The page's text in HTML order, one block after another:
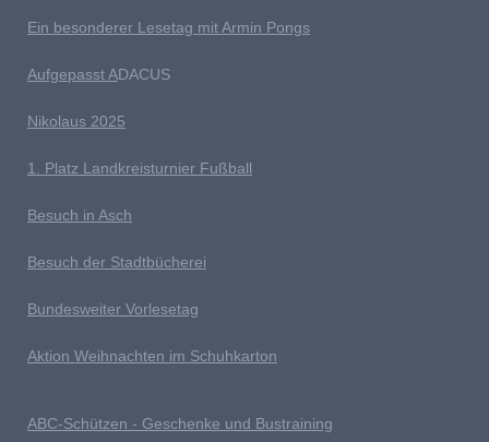
Ein besonderer Lesetag mit Armin Pongs
Aufgepasst ADACUS
Nikolaus 2025
1. Platz Landkreisturnier Fußball
Besuch in Asch
Besuch der Stadtbücherei
Bundesweiter Vorlesetag
Aktion Weihnachten im Schuhkarton
ABC-Schützen - Geschenke und Bustraining